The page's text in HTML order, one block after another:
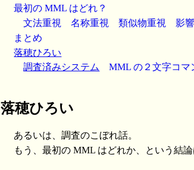
最初の MML はどれ？
文法重視
名称重視 類似物重視 影
まとめ
落穂ひろい
調査済みシステム
MML の２文字コマ
落穂ひろい
あるいは、調査のこぼれ話。
もう、最初の MML はどれか、という結